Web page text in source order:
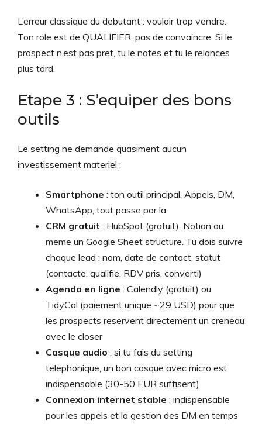
L’erreur classique du debutant : vouloir trop vendre.
Ton role est de QUALIFIER, pas de convaincre. Si le
prospect n’est pas pret, tu le notes et tu le relances
plus tard.
Etape 3 : S’equiper des bons
outils
Le setting ne demande quasiment aucun
investissement materiel :
Smartphone : ton outil principal. Appels, DM,
WhatsApp, tout passe par la
CRM gratuit : HubSpot (gratuit), Notion ou
meme un Google Sheet structure. Tu dois suivre
chaque lead : nom, date de contact, statut
(contacte, qualifie, RDV pris, converti)
Agenda en ligne : Calendly (gratuit) ou
TidyCal (paiement unique ~29 USD) pour que
les prospects reservent directement un creneau
avec le closer
Casque audio : si tu fais du setting
telephonique, un bon casque avec micro est
indispensable (30-50 EUR suffisent)
Connexion internet stable : indispensable
pour les appels et la gestion des DM en temps